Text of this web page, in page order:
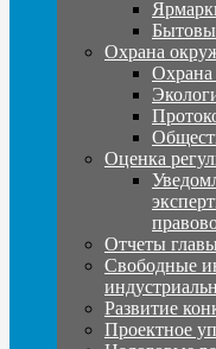
Охрана
Оценка
Отчеты
Свободные
Развитие
Проектное